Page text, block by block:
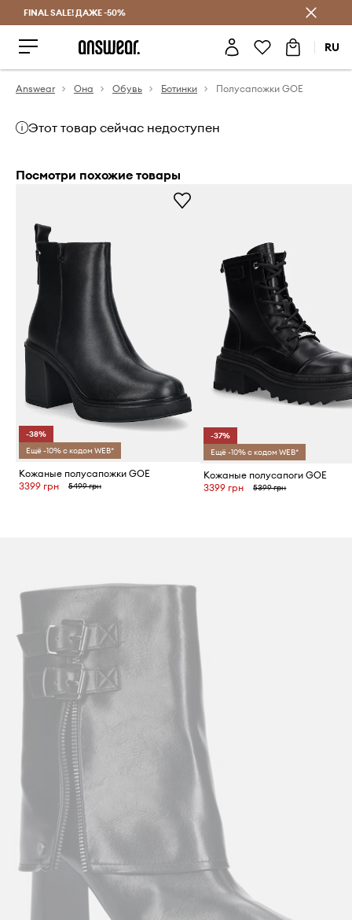
FINAL SALE! ДАЖЕ -50%
RU
Answear Она Обувь Ботинки Полусапожки GOE
Этот товар сейчас недоступен
Посмотри похожие товары
-38%
Ещё -10% с кодом WEB*
Кожаные полусапожки GOE
3399 грн
5499 грн
-37%
Ещё -10% с кодом WEB*
Кожаные полусапоги GOE
3399 грн
5399 грн